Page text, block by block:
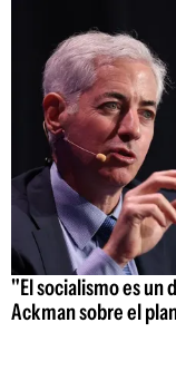
"El socialismo es un
Ackman sobre el